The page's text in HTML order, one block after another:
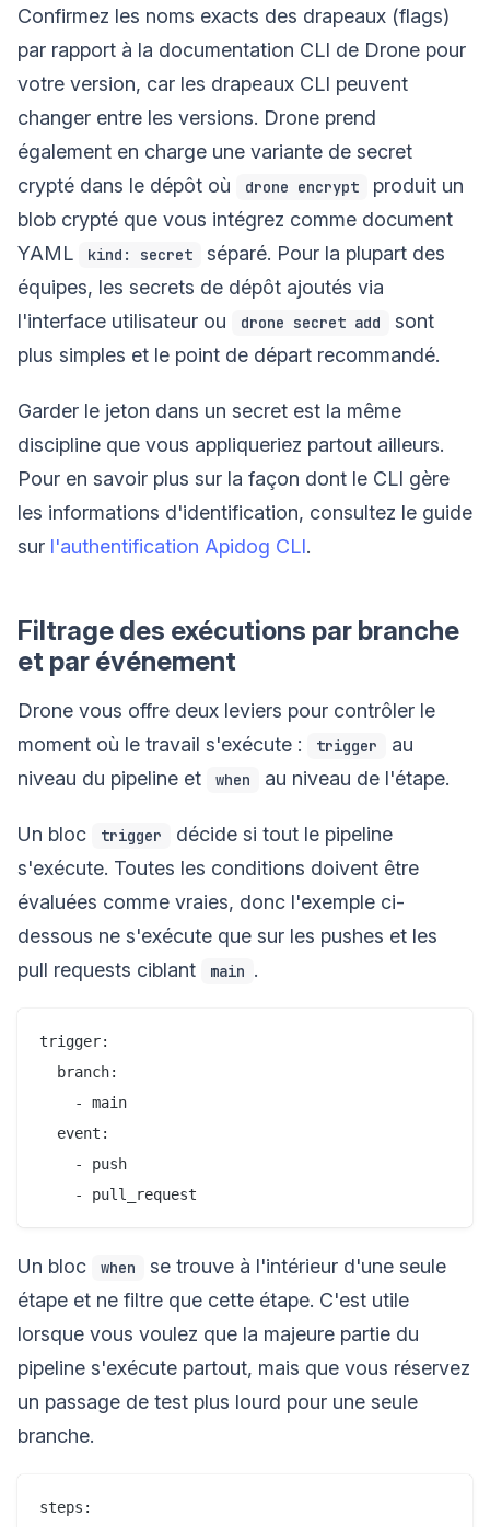
Confirmez les noms exacts des drapeaux (flags)
par rapport à la documentation CLI de Drone pour
votre version, car les drapeaux CLI peuvent
changer entre les versions. Drone prend
également en charge une variante de secret
crypté dans le dépôt où
drone encrypt
produit un
blob crypté que vous intégrez comme document
YAML
kind: secret
séparé. Pour la plupart des
équipes, les secrets de dépôt ajoutés via
l'interface utilisateur ou
drone secret add
sont
plus simples et le point de départ recommandé.
Garder le jeton dans un secret est la même
discipline que vous appliqueriez partout ailleurs.
Pour en savoir plus sur la façon dont le CLI gère
les informations d'identification, consultez le guide
sur l'authentification Apidog CLI.
Filtrage des exécutions par branche
et par événement
Drone vous offre deux leviers pour contrôler le
moment où le travail s'exécute :
trigger
au
niveau du pipeline et
when au niveau de l'étape.
Un bloc trigger
décide si tout le pipeline
s'exécute. Toutes les conditions doivent être
évaluées comme vraies, donc l'exemple ci-
dessous ne s'exécute que sur les pushes et les
pull requests ciblant
main .
trigger:
  branch:
    - main
  event:
    - push
Un bloc when
se trouve à l'intérieur d'une seule
étape et ne filtre que cette étape. C'est utile
lorsque vous voulez que la majeure partie du
pipeline s'exécute partout, mais que vous réservez
un passage de test plus lourd pour une seule
branche.
steps: